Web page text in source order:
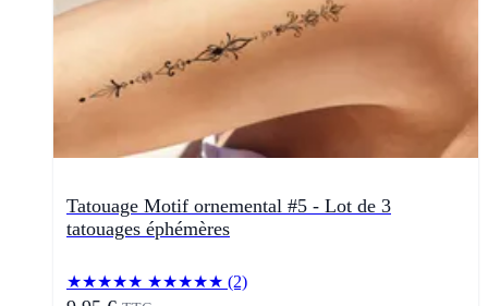
Tatouage Motif ornemental #5 - Lot de 3
tatouages éphémères
★★★★★ ★★★★★ (2)